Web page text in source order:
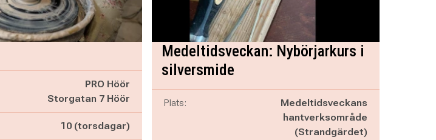
PRO Höör
Storgatan 7 Höör
10 (torsdagar)
Medeltidsveckan: Nybörjarkurs i
silversmide
Plats:
Medeltidsveckans
hantverksområde
(Strandgärdet)